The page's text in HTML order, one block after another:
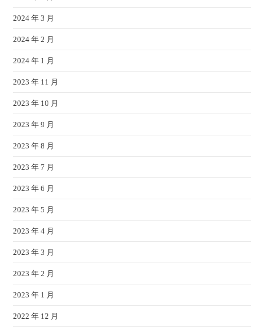
2024 年 3 月
2024 年 2 月
2024 年 1 月
2023 年 11 月
2023 年 10 月
2023 年 9 月
2023 年 8 月
2023 年 7 月
2023 年 6 月
2023 年 5 月
2023 年 4 月
2023 年 3 月
2023 年 2 月
2023 年 1 月
2022 年 12 月